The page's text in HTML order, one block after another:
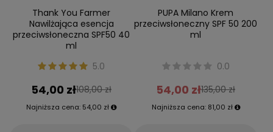
Thank You Farmer
Nawilżająca esencja
przeciwsłoneczna SPF50 40
ml
5.0
54,00 zł108,00 zł
Najniższa cena: 54,00 zł
PUPA Milano Krem
przeciwsłoneczny SPF 50 200
ml
0.0
54,00 zł135,00 zł
Najniższa cena: 81,00 zł